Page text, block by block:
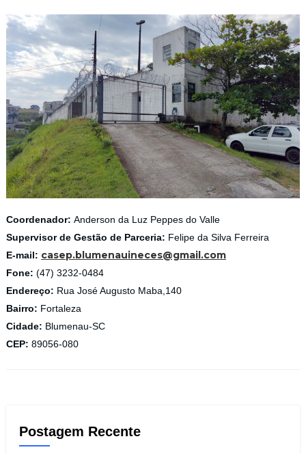
Coordenador: Anderson da Luz Peppes do Valle
Supervisor de Gestão de Parceria: Felipe da Silva Ferreira
E-mail: casep.blumenauineces@gmail.com
Fone: (47) 3232-0484
Endereço: Rua José Augusto Maba,140
Bairro: Fortaleza
Cidade: Blumenau-SC
CEP: 89056-080
Postagem Recente